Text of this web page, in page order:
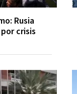
Rusia
crisis